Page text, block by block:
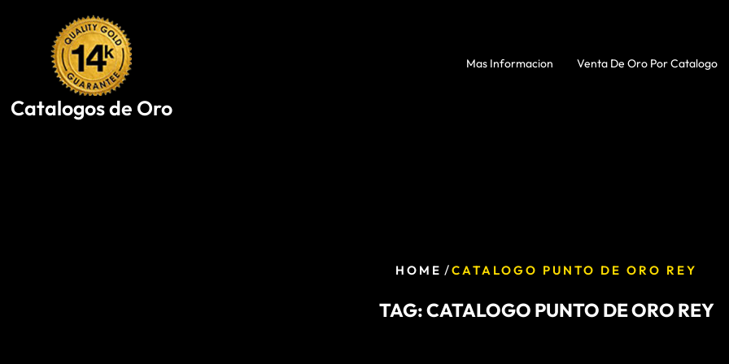
Catalogos de Oro
Mas Informacion Venta De Oro Por Catalogo
HOME /CATALOGO PUNTO DE ORO REY
TAG:CATALOGO PUNTO DE ORO REY